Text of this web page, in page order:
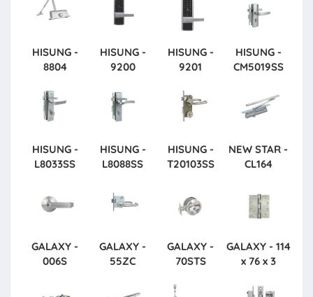
HISUNG -
8804
HISUNG -
9200
HISUNG -
9201
HISUNG -
CM5019SS
HISUNG -
L8033SS
HISUNG -
L8088SS
HISUNG -
T20103SS
NEW STAR -
CL164
GALAXY -
006S
GALAXY -
55ZC
GALAXY -
70STS
GALAXY - 114
x 76 x 3